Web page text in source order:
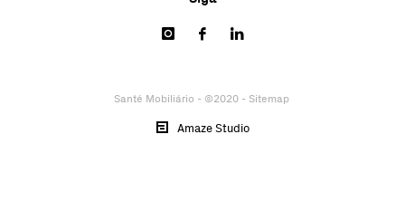
Santé Mobiliário - ©2020 - Sitemap
Amaze Studio